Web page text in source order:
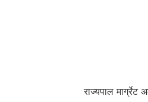
राज्यपाल